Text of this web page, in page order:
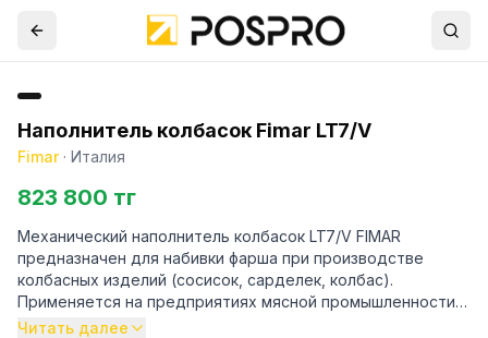
Наполнитель колбасок Fimar LT7/V
Fimar· Италия
823 800 тг
Механический наполнитель колбасок LT7/V FIMAR
предназначен для набивки фарша при производстве
колбасных изделий (сосисок, сарделек, колбас).
Применяется на предприятиях мясной промышленности
малой мощности. Объем рабочего цилиндра 7 литров.
Читать далее